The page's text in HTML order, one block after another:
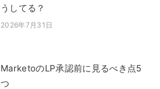
うしてる？
投稿日
2026年7月31日
MarketoのLP承認前に見るべき点5
つ